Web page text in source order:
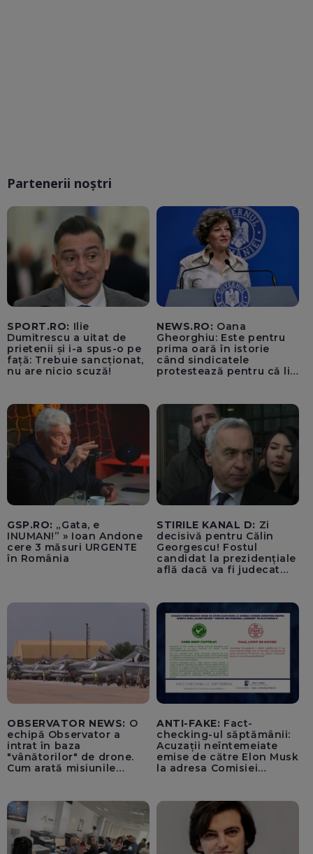
Partenerii noștri
SPORT.RO: Ilie
Dumitrescu a uitat de
prietenii și i-a spus-o pe
față: Trebuie sancționat,
nu are nicio scuză!
NEWS.RO: Oana
Gheorghiu: Este pentru
prima oară în istorie
când sindicatele
protestează pentru că li
copiii din curtea școlii
care fac bullying
GSP.RO: „Gata, e
INUMAN!” » Ioan Andone
cere 3 măsuri URGENTE
în România
STIRILE KANAL D: Zi
decisivă pentru Călin
Georgescu! Fostul
candidat la prezidențiale
află dacă va fi judecat
OBSERVATOR NEWS: O
echipă Observator a
intrat în baza
"vânătorilor" de drone.
Cum arată misiunile
ANTI-FAKE: Fact-
checking-ul săptămânii:
Acuzații neîntemeiate
emise de către Elon Musk
la adresa Comisiei
pentru instaurarea
„cenzurii” pe platforma X